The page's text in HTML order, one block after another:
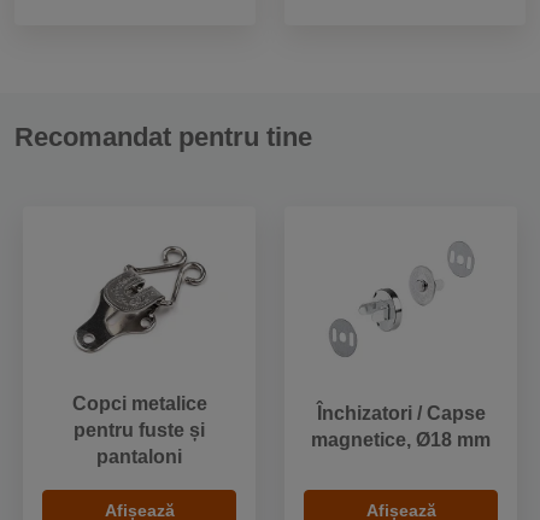
Recomandat pentru tine
Copci metalice
pentru fuste și
pantaloni
Afișează
Închizatori / Capse
magnetice, Ø18 mm
Afișează